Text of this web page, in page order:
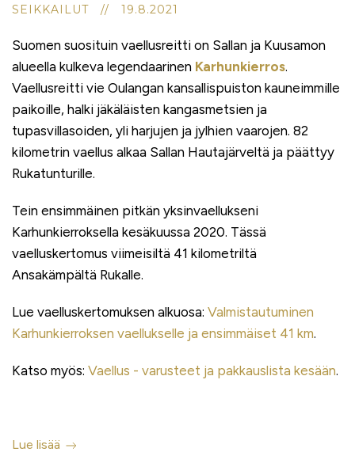
SEIKKAILUT // 19.8.2021
Suomen suosituin vaellusreitti on Sallan ja Kuusamon
alueella kulkeva legendaarinen Karhunkierros.
Vaellusreitti vie Oulangan kansallispuiston kauneimmille
paikoille, halki jäkäläisten kangasmetsien ja
tupasvillasoiden, yli harjujen ja jylhien vaarojen. 82
kilometrin vaellus alkaa Sallan Hautajärveltä ja päättyy
Rukatunturille.
Tein ensimmäinen pitkän yksinvaellukseni
Karhunkierroksella kesäkuussa 2020. Tässä
vaelluskertomus viimeisiltä 41 kilometriltä
Ansakämpältä Rukalle.
Lue vaelluskertomuksen alkuosa: Valmistautuminen
Karhunkierroksen vaellukselle ja ensimmäiset 41 km.
Katso myös: Vaellus - varusteet ja pakkauslista kesään.
Lue lisää